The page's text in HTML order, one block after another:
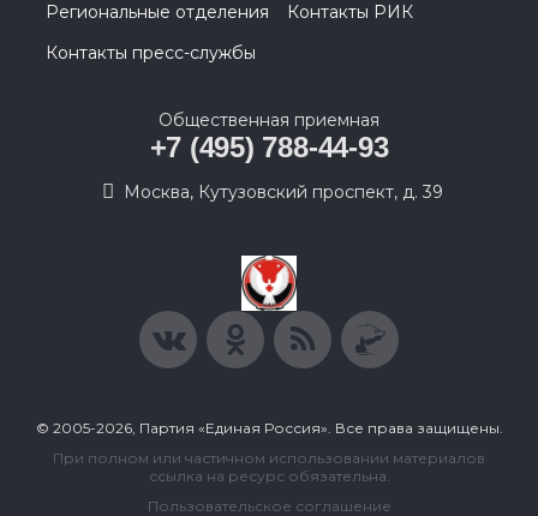
Региональные отделения
Контакты РИК
Контакты пресс-службы
Общественная приемная
+7 (495) 788-44-93
Москва, Кутузовский проспект, д. 39
© 2005-2026, Партия «Единая Россия». Все права защищены.
При полном или частичном использовании материалов
ссылка на ресурс обязательна.
Пользовательское соглашение